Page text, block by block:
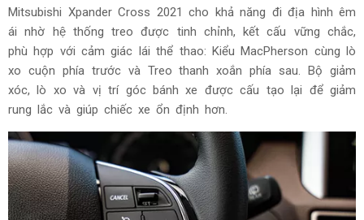
Mitsubishi Xpander Cross 2021 cho khả năng đi địa hình êm
ái nhờ hệ thống treo được tinh chỉnh, kết cấu vững chắc,
phù hợp với cảm giác lái thể thao: Kiểu MacPherson cùng lò
xo cuộn phía trước và Treo thanh xoắn phía sau. Bộ giảm
xóc, lò xo và vị trí góc bánh xe được cấu tạo lại để giảm
rung lắc và giúp chiếc xe ổn định hơn.